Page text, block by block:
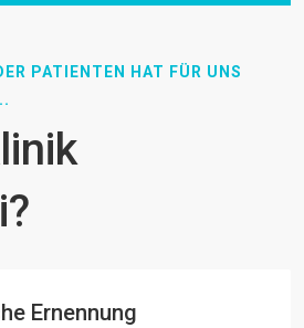
PATIENTEN HAT FÜR UNS
Ernennung